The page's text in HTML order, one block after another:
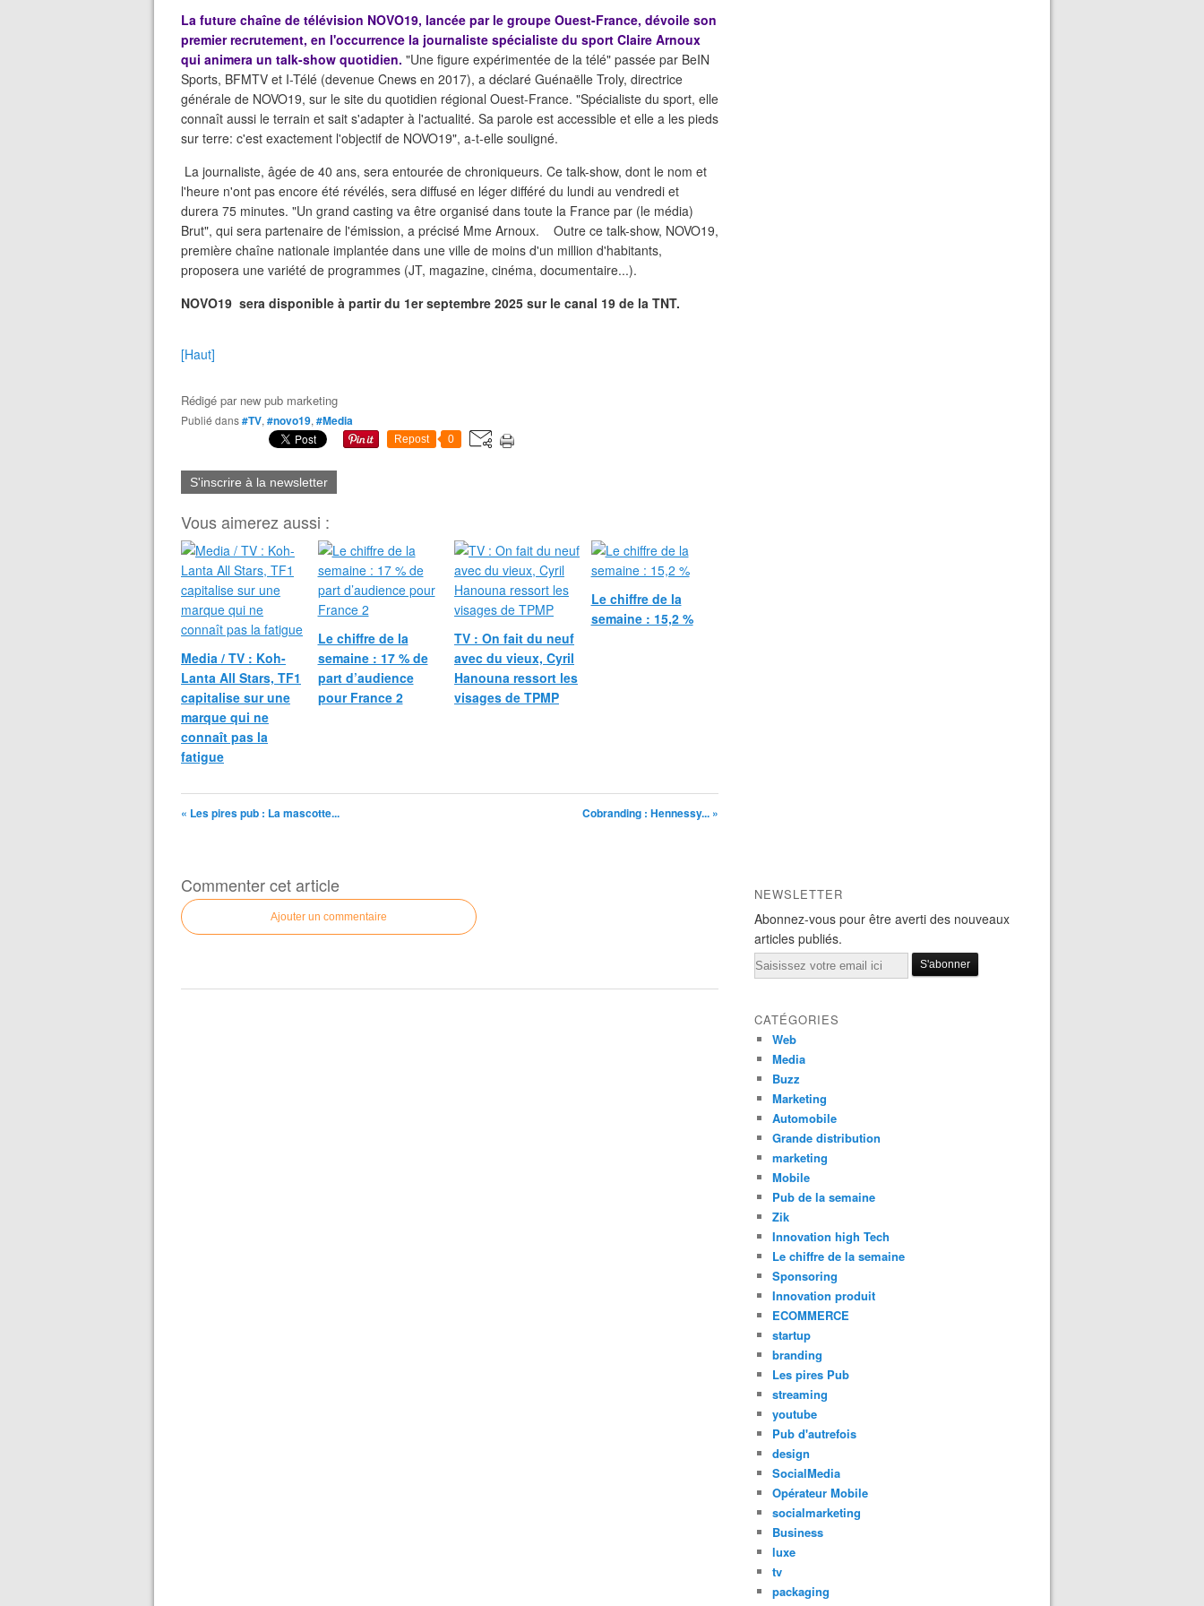
La future chaîne de télévision NOVO19, lancée par le groupe Ouest-France, dévoile son
premier recrutement, en l'occurrence la journaliste spécialiste du sport Claire Arnoux
qui animera un talk-show quotidien. "Une figure expérimentée de la télé" passée par BeIN
Sports, BFMTV et I-Télé (devenue Cnews en 2017), a déclaré Guénaëlle Troly, directrice
générale de NOVO19, sur le site du quotidien régional Ouest-France. "Spécialiste du sport, elle
connaît aussi le terrain et sait s'adapter à l'actualité. Sa parole est accessible et elle a les pieds
sur terre: c'est exactement l'objectif de NOVO19", a-t-elle souligné.
La journaliste, âgée de 40 ans, sera entourée de chroniqueurs. Ce talk-show, dont le nom et
l'heure n'ont pas encore été révélés, sera diffusé en léger différé du lundi au vendredi et
durera 75 minutes. "Un grand casting va être organisé dans toute la France par (le média)
Brut", qui sera partenaire de l'émission, a précisé Mme Arnoux. Outre ce talk-show, NOVO19,
première chaîne nationale implantée dans une ville de moins d'un million d'habitants,
proposera une variété de programmes (JT, magazine, cinéma, documentaire...).
NOVO19 sera disponible à partir du 1er septembre 2025 sur le canal 19 de la TNT.
[Haut]
Rédigé par new pub marketing
Publié dans#TV, #novo19, #Media
Repost 0
S'inscrire à la newsletter
Vous aimerez aussi :
Media / TV : Koh-
Lanta All Stars, TF1
capitalise sur une
marque qui ne
connaît pas la
fatigue
Le chiffre de la
semaine : 17 % de
part d’audience
pour France 2
TV : On fait du neuf
avec du vieux, Cyril
Hanouna ressort les
visages de TPMP
Le chiffre de la
semaine : 15,2 %
« Les pires pub : La mascotte... Cobranding : Hennessy... »
Commenter cet article
Ajouter un commentaire
NEWSLETTER
Abonnez-vous pour être averti des nouveaux
articles publiés.
Email
CATÉGORIES
Web
Media
Buzz
Marketing
Automobile
Grande distribution
marketing
Mobile
Pub de la semaine
Zik
Innovation high Tech
Le chiffre de la semaine
Sponsoring
Innovation produit
ECOMMERCE
startup
branding
Les pires Pub
streaming
youtube
Pub d'autrefois
design
SocialMedia
Opérateur Mobile
socialmarketing
Business
luxe
tv
packaging